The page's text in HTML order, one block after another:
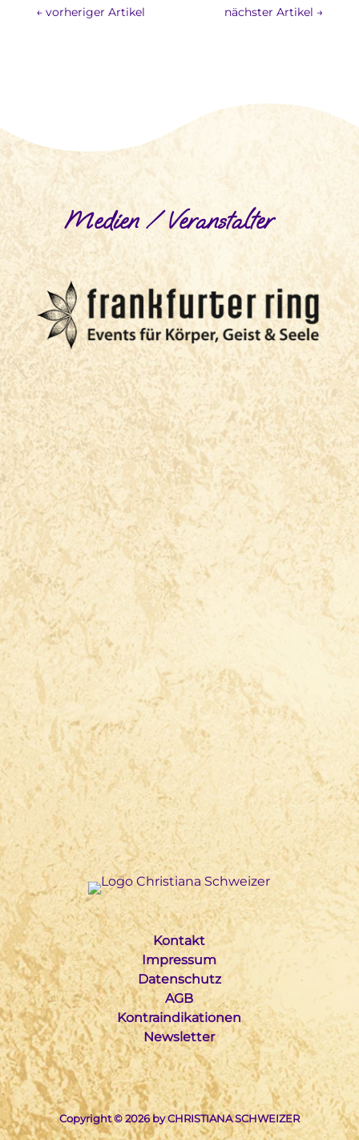
← vorheriger Artikel nächster Artikel →
Medien / Veranstalter
Kontakt
Impressum
Datenschutz
AGB
Kontraindikationen
Newsletter
Copyright © 2026 by CHRISTIANA SCHWEIZER